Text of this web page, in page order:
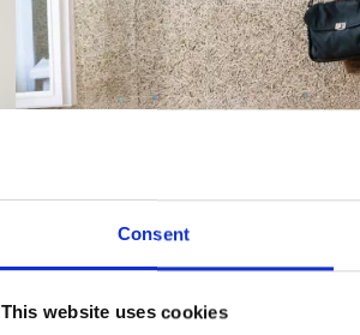
Consent
This website uses cookies
Blick in eins der privaten Zimmer im